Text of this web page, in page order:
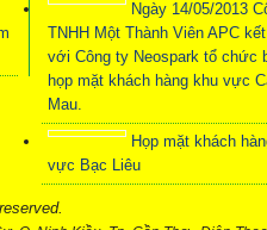
Ngày 14/05/2013
TNHH Một Thành Viên APC
với Công ty Neospark tổ chức
họp mặt khách hàng khu vực
Mau.
Họp mặt khách
vực Bạc Liêu